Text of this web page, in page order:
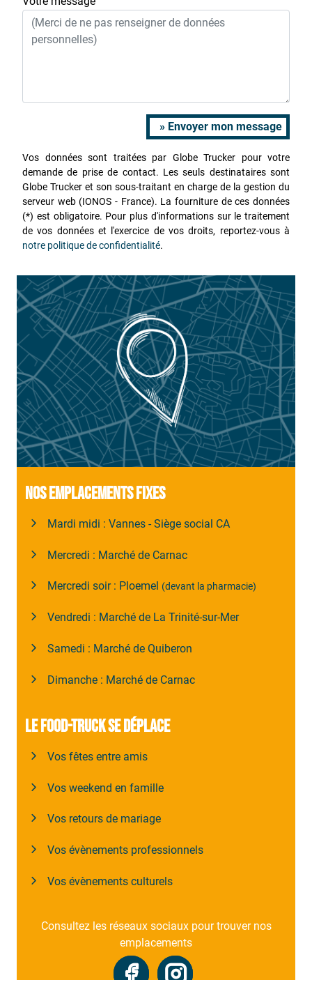
» Envoyer mon message
Vos données sont traitées par Globe Trucker pour votre
demande de prise de contact. Les seuls destinataires sont
Globe Trucker et son sous-traitant en charge de la gestion du
serveur web (IONOS - France). La fourniture de ces données
(*) est obligatoire. Pour plus d'informations sur le traitement
de vos données et l'exercice de vos droits, reportez-vous à
notre politique de confidentialité.
NOS EMPLACEMENTS FIXES
Mardi midi : Vannes - Siège social CA
Mercredi : Marché de Carnac
Mercredi soir : Ploemel (devant la pharmacie)
Vendredi : Marché de La Trinité-sur-Mer
Samedi : Marché de Quiberon
Dimanche : Marché de Carnac
LE FOOD-TRUCK SE DÉPLACE
Vos fêtes entre amis
Vos weekend en famille
Vos retours de mariage
Vos évènements professionnels
Vos évènements culturels
Consultez les réseaux sociaux pour trouver nos
emplacements